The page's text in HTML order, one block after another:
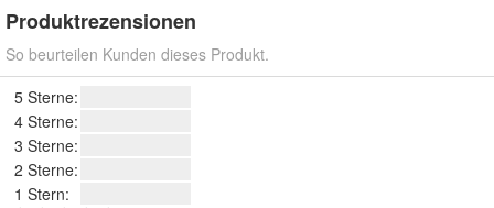
Produktrezensionen
So beurteilen Kunden dieses Produkt.
5 Sterne:
4 Sterne:
3 Sterne:
2 Sterne:
1 Stern: